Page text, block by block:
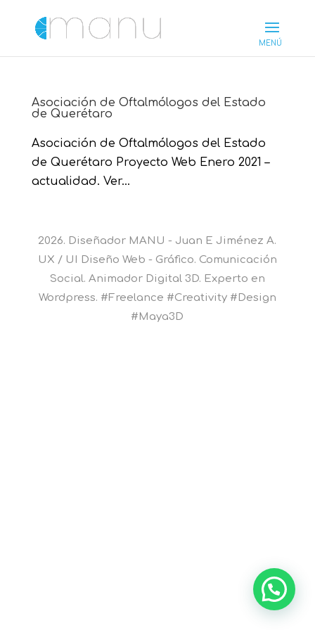
Asociación de Oftalmólogos del Estado
de Querétaro
Asociación de Oftalmólogos del Estado
de Querétaro Proyecto Web Enero 2021 –
actualidad. Ver...
2026. Diseñador MANU - Juan E Jiménez A.
UX / UI Diseño Web - Gráfico. Comunicación
Social. Animador Digital 3D. Experto en
Wordpress. #Freelance #Creativity #Design
#Maya3D